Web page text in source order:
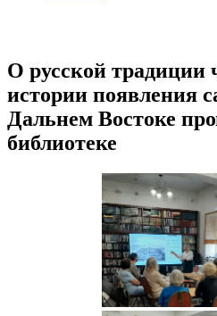
О русской традиции
истории появления
Дальнем Востоке
библиотеке